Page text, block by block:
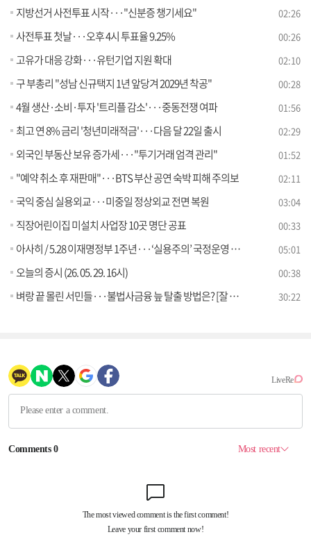
지방선거 사전투표 시작···"신분증 챙기세요" 02:26
사전투표 첫날···오후 4시 투표율 9.25% 00:26
고유가 대응 강화···유턴기업 지원 확대 02:10
구 부총리 "성남 신규택지 1년 앞당겨 2029년 착공" 00:28
4월 생산·소비·투자 '트리플 감소'···중동전쟁 여파 01:56
최고 연 8% 금리 '청년미래적금'···다음 달 22일 출시 02:29
외국인 부동산 보유 증가세···"투기거래 엄격 관리" 01:52
"예약 취소 후 재판매"···BTS 부산 공연 숙박 피해 주의보 02:11
국익 중심 실용외교···미중일 정상외교 전면 복원 03:04
직장어린이집 미설치 사업장 10곳 명단 공표 00:33
아사히 / 5.28 이재명정부 1주년···‘실용주의’ 국정운영 주목 [외신에 비친 한국] 05:01
오늘의 증시 (26. 05. 29. 16시) 00:38
벼랑 끝 몰린 서민들···불법사금융 늪 탈출 방법은? [잘 사는 법] 30:22